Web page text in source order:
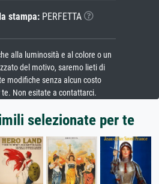
stampa:PERFETTA
alla luminosità e al colore o un
del motivo, saremo lieti di
modifiche senza alcun costo
Non esitate a contattarci.
selezionate per te